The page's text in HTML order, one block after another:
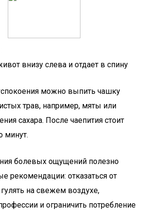
внизу слева и отдает в спину
можно выпить чашку
трав, например, мяты или
сахара. После чаепития стоит
минут.
болевых ощущений полезно
рекомендации: отказаться от
на свежем воздухе,
и ограничить потребление